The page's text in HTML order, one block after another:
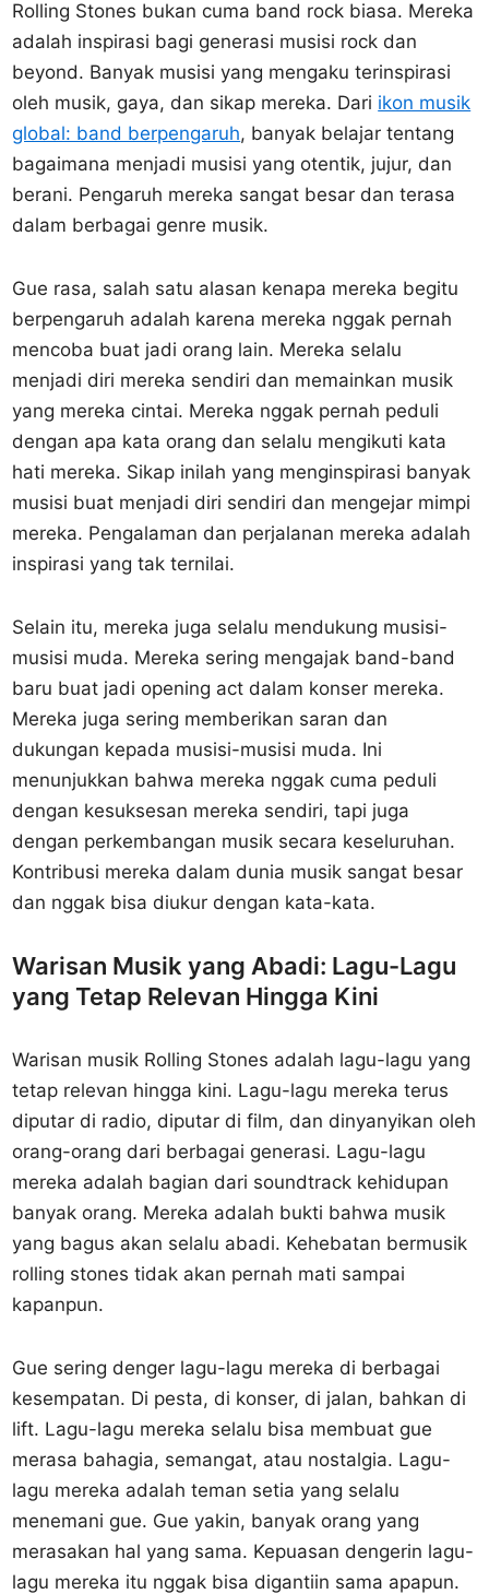
Rolling Stones bukan cuma band rock biasa. Mereka
adalah inspirasi bagi generasi musisi rock dan
beyond. Banyak musisi yang mengaku terinspirasi
oleh musik, gaya, dan sikap mereka. Dari ikon musik
global: band berpengaruh, banyak belajar tentang
bagaimana menjadi musisi yang otentik, jujur, dan
berani. Pengaruh mereka sangat besar dan terasa
dalam berbagai genre musik.
Gue rasa, salah satu alasan kenapa mereka begitu
berpengaruh adalah karena mereka nggak pernah
mencoba buat jadi orang lain. Mereka selalu
menjadi diri mereka sendiri dan memainkan musik
yang mereka cintai. Mereka nggak pernah peduli
dengan apa kata orang dan selalu mengikuti kata
hati mereka. Sikap inilah yang menginspirasi banyak
musisi buat menjadi diri sendiri dan mengejar mimpi
mereka. Pengalaman dan perjalanan mereka adalah
inspirasi yang tak ternilai.
Selain itu, mereka juga selalu mendukung musisi-
musisi muda. Mereka sering mengajak band-band
baru buat jadi opening act dalam konser mereka.
Mereka juga sering memberikan saran dan
dukungan kepada musisi-musisi muda. Ini
menunjukkan bahwa mereka nggak cuma peduli
dengan kesuksesan mereka sendiri, tapi juga
dengan perkembangan musik secara keseluruhan.
Kontribusi mereka dalam dunia musik sangat besar
dan nggak bisa diukur dengan kata-kata.
Warisan Musik yang Abadi: Lagu-Lagu
yang Tetap Relevan Hingga Kini
Warisan musik Rolling Stones adalah lagu-lagu yang
tetap relevan hingga kini. Lagu-lagu mereka terus
diputar di radio, diputar di film, dan dinyanyikan oleh
orang-orang dari berbagai generasi. Lagu-lagu
mereka adalah bagian dari soundtrack kehidupan
banyak orang. Mereka adalah bukti bahwa musik
yang bagus akan selalu abadi. Kehebatan bermusik
rolling stones tidak akan pernah mati sampai
kapanpun.
Gue sering denger lagu-lagu mereka di berbagai
kesempatan. Di pesta, di konser, di jalan, bahkan di
lift. Lagu-lagu mereka selalu bisa membuat gue
merasa bahagia, semangat, atau nostalgia. Lagu-
lagu mereka adalah teman setia yang selalu
menemani gue. Gue yakin, banyak orang yang
merasakan hal yang sama. Kepuasan dengerin lagu-
lagu mereka itu nggak bisa digantiin sama apapun.